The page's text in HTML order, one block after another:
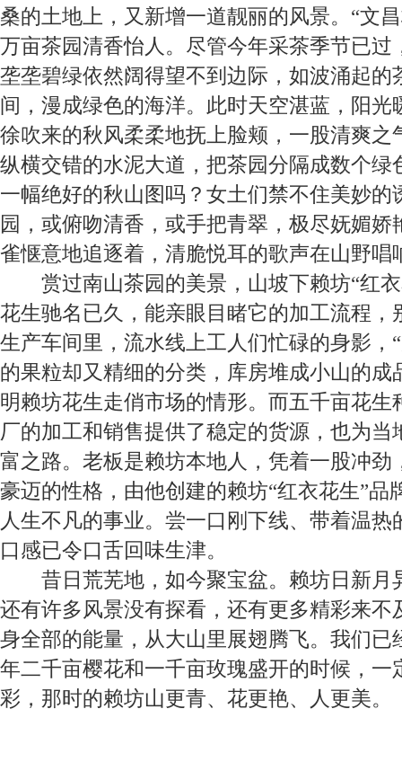
桑的土地上，又新增一道靓丽的风景。“文
万亩茶园清香怡人。尽管今年采茶季节已过
垄垄碧绿依然阔得望不到边际，如波涌起的
间，漫成绿色的海洋。此时天空湛蓝，阳光
徐吹来的秋风柔柔地抚上脸颊，一股清爽之
纵横交错的水泥大道，把茶园分隔成数个绿
一幅绝好的秋山图吗？女土们禁不住美妙的
园，或俯吻清香，或手把青翠，极尽妩媚娇
雀惬意地追逐着，清脆悦耳的歌声在山野唱
赏过南山茶园的美景，山坡下赖坊“红衣
花生驰名已久，能亲眼目睹它的加工流程，
生产车间里，流水线上工人们忙碌的身影，
的果粒却又精细的分类，库房堆成小山的成
明赖坊花生走俏市场的情形。而五千亩花生
厂的加工和销售提供了稳定的货源，也为当
富之路。老板是赖坊本地人，凭着一股冲劲
豪迈的性格，由他创建的赖坊“红衣花生”品
人生不凡的事业。尝一口刚下线、带着温热
口感已令口舌回味生津。
昔日荒芜地，如今聚宝盆。赖坊日新月
还有许多风景没有探看，还有更多精彩来不
身全部的能量，从大山里展翅腾飞。我们已
年二千亩樱花和一千亩玫瑰盛开的时候，一
彩，那时的赖坊山更青、花更艳、人更美。